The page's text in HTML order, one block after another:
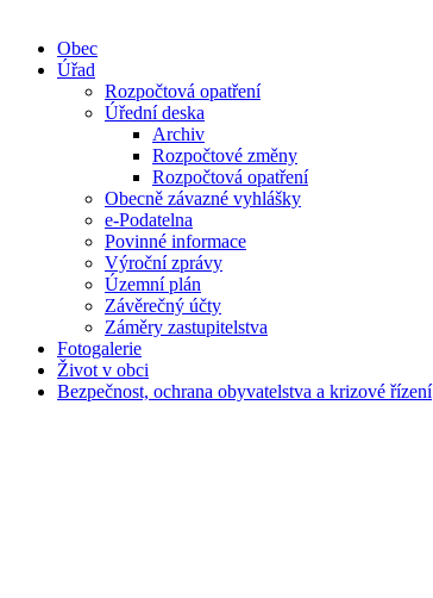
Obec
Úřad
Rozpočtová opatření
Úřední deska
Archiv
Rozpočtové změny
Rozpočtová opatření
Obecně závazné vyhlášky
e-Podatelna
Povinné informace
Výroční zprávy
Územní plán
Závěrečný účty
Záměry zastupitelstva
Fotogalerie
Život v obci
Bezpečnost, ochrana obyvatelstva a krizové řízení